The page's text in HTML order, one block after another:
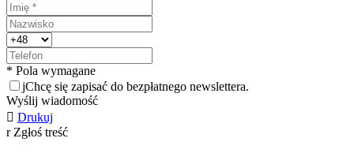
* Pola wymagane
jChcę się zapisać do bezpłatnego newslettera.
Wyślij wiadomość
 Drukuj
r Zgłoś treść